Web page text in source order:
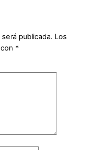
publicada. Los
*